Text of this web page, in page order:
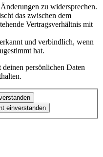
zu widersprechen.
das zwischen dem
Vertragsverhältnis mit
und verbindlich, wenn
hat.
persönlichen Daten